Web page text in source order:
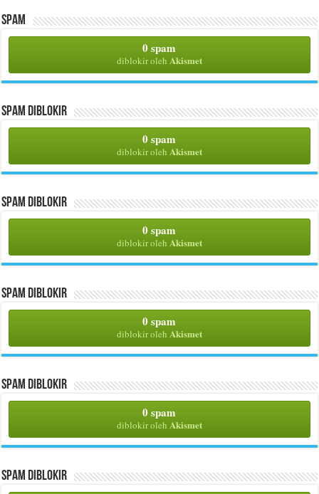
Spam
0 spam
diblokir oleh Akismet
Spam Diblokir
0 spam
diblokir oleh Akismet
Spam Diblokir
0 spam
diblokir oleh Akismet
Spam Diblokir
0 spam
diblokir oleh Akismet
Spam Diblokir
0 spam
diblokir oleh Akismet
Spam Diblokir